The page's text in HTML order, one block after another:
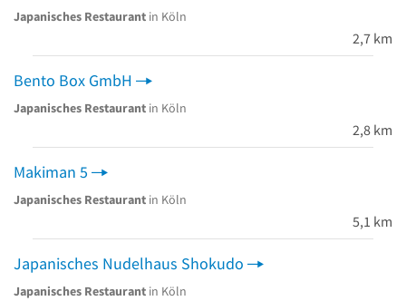
Japanisches Restaurant in Köln
2,7 km
Bento Box GmbH
Japanisches Restaurant in Köln
2,8 km
Makiman 5
Japanisches Restaurant in Köln
5,1 km
Japanisches Nudelhaus Shokudo
Japanisches Restaurant in Köln